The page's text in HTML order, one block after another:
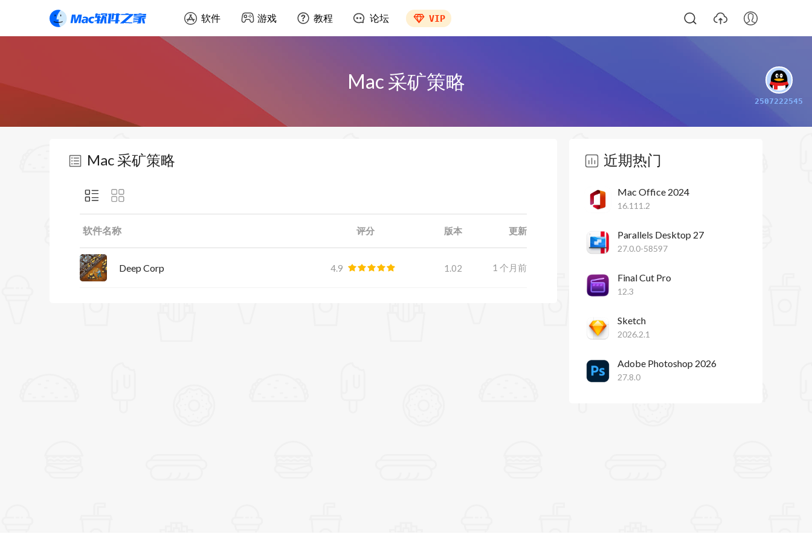
软件 游戏 教程 论坛 VIP
Mac 采矿策略
Mac 采矿策略
软件名称 评分 版本 更新
Deep Corp 4.9 1.02 1 个月前
近期热门
Mac Office 2024
16.111.2
Parallels Desktop 27
27.0.0-58597
Final Cut Pro
12.3
Sketch
2026.2.1
Adobe Photoshop 2026
27.8.0
2507222545